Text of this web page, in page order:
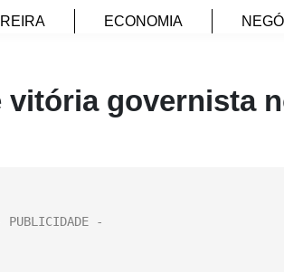
ECONOMIA
vitória governista